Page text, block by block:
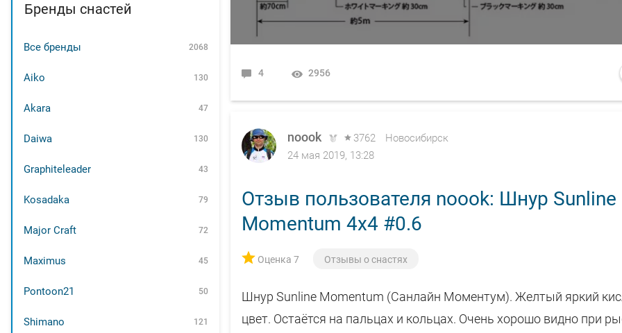
Бренды снастей
Все бренды 2068
Aiko 130
Akara 47
Daiwa 130
Graphiteleader 43
Kosadaka 79
Major Craft 72
Maximus 45
Pontoon21 50
Shimano 121
4 2956
noook 3762
Новосибирск
24 мая 2019, 13:28
Отзыв пользователя noook: Шнур Sunline
Momentum 4x4 #0.6
Оценка 7 Отзывы о снастях
Шнур Sunline Momentum (Санлайн Моментум). Желтый яркий
цвет. Остаётся на пальцах и кольцах. Очень хорошо видно при